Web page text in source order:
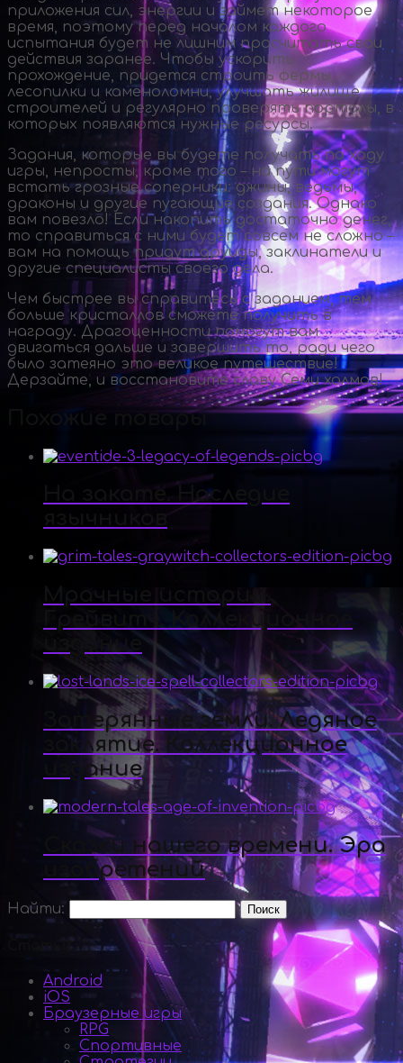
приложения сил, энергии и займет некоторое
время, поэтому перед началом каждого
испытания будет не лишним просчитать свои
действия заранее. Чтобы ускорить
прохождение, придется строить фермы,
лесопилки и каменоломни, улучшать жилище
строителей и регулярно проверять порталы, в
которых появляются нужные ресурсы.
Задания, которые вы будете получать по ходу
игры, непросты, кроме того – на пути могут
встать грозные соперники: джины, ведьмы,
драконы и другие пугающие создания. Однако
вам повезло! Если накопить достаточно денег,
то справиться с ними будет совсем не сложно –
вам на помощь придут друиды, заклинатели и
другие специалисты своего дела.
Чем быстрее вы справитесь с заданием, тем
больше кристаллов сможете получить в
награду. Драгоценности помогут вам
двигаться дальше и завершить то, ради чего
было затеяно это великое путешествие!
Дерзайте, и восстановите славу Семи холмов!
Похожие товары
На закате. Наследие
Грейвитч. Коллекционное
издание
Затерянные земли. Ледяное
заклятие. Коллекционное
издание
Сказки нашего времени. Эра
изобретений
Найти:
Статьи
Android
iOS
Браузерные игры
RPG
Спортивные